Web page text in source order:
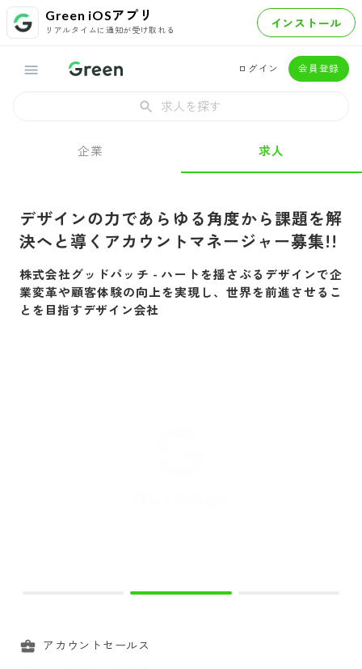
Green iOSアプリ
リアルタイムに通知が受け取れる インストール
ログイン 会員登録
求人を探す
企業 求人
デザインの力であらゆる角度から課題を解
決へと導くアカウントマネージャー募集!!
株式会社グッドパッチ - ハートを揺さぶるデザインで企
業変革や顧客体験の向上を実現し、世界を前進させるこ
とを目指すデザイン会社
アカウントセールス